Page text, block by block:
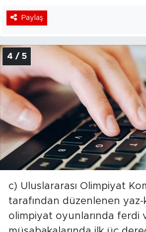
Paylaş
4 / 5
c) Uluslararası Olimpiyat
tarafından düzenlenen yaz-
olimpiyat oyunlarında ferdi